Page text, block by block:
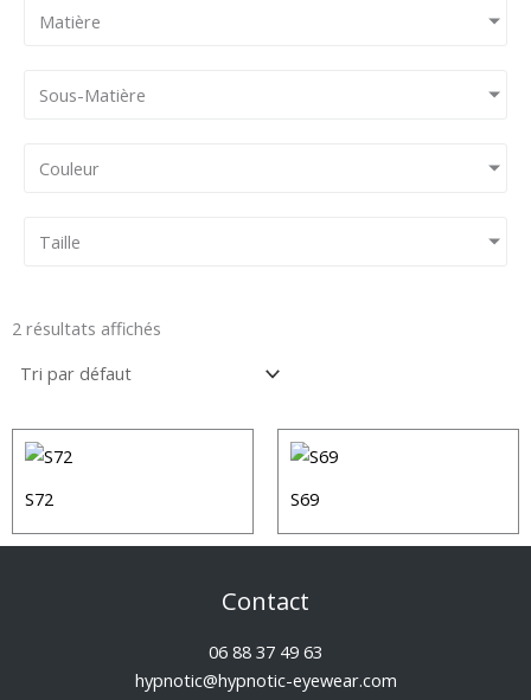
Matière
Sous-Matière
Couleur
Taille
2 résultats affichés
S72 S69
Contact
06 88 37 49 63
hypnotic@hypnotic-eyewear.com